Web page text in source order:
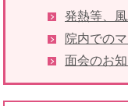
発熱等、
院内での
面会のお